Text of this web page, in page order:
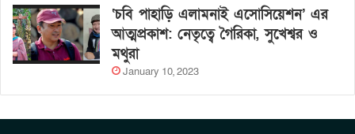
‘চবি পাহাড়ি এলামনাই এসোসিয়েশন’ এর
আত্মপ্রকাশ: নেতৃত্বে গৈরিকা, সুখেশ্বর ও
মথুরা
January 10, 2023